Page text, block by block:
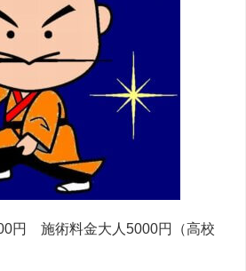
円 施術料金大人5000円（高校